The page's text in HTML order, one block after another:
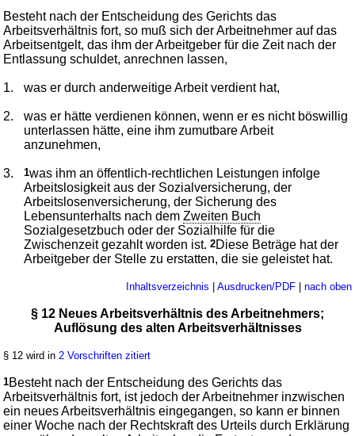
Besteht nach der Entscheidung des Gerichts das
Arbeitsverhältnis fort, so muß sich der Arbeitnehmer auf das
Arbeitsentgelt, das ihm der Arbeitgeber für die Zeit nach der
Entlassung schuldet, anrechnen lassen,
1. was er durch anderweitige Arbeit verdient hat,
2.
was er hätte verdienen können, wenn er es nicht böswillig
unterlassen hätte, eine ihm zumutbare Arbeit
anzunehmen,
3. 1was ihm an öffentlich-rechtlichen Leistungen infolge
Arbeitslosigkeit aus der Sozialversicherung, der
Arbeitslosenversicherung, der Sicherung des
Lebensunterhalts nach demZweiten Buch
Sozialgesetzbuch oder der Sozialhilfe für die
Zwischenzeit gezahlt worden ist.2Diese Beträge hat der
Arbeitgeber der Stelle zu erstatten, die sie geleistet hat.
Inhaltsverzeichnis Ausdrucken/PDF| nach oben
§ 12 Neues Arbeitsverhältnis des Arbeitnehmers;
Auflösung des alten Arbeitsverhältnisses
§ 12 wird in2 Vorschriften zitiert
1Besteht nach der Entscheidung des Gerichts das
Arbeitsverhältnis fort, ist jedoch der Arbeitnehmer inzwischen
ein neues Arbeitsverhältnis eingegangen, so kann er binnen
einer Woche nach der Rechtskraft des Urteils durch Erklärung